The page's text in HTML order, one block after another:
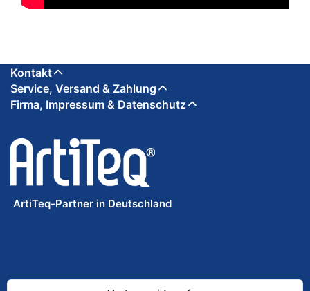
Kontakt
Service, Versand & Zahlung
Firma, Impressum & Datenschutz
ArtiTeq-Partner in Deutschland